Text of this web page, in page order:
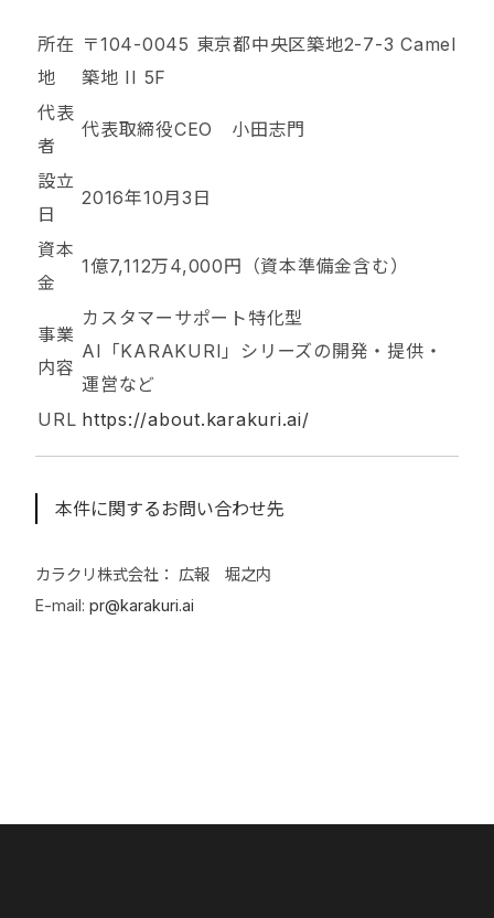
所在
地
〒104-0045 東京都中央区築地2-7-3 Camel
築地 II 5F
代表
者
代表取締役CEO 小田志門
設立
日
2016年10月3日
資本
金
1億7,112万4,000円（資本準備金含む）
事業
内容
カスタマーサポート特化型
AI「KARAKURI」シリーズの開発・提供・
運営など
URL https://about.karakuri.ai/
本件に関するお問い合わせ先
カラクリ株式会社： 広報 堀之内
E-mail: pr@karakuri.ai